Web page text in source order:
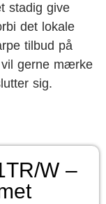
stadig give
det lokale
tilbud på
gerne mærke
sig.
W –